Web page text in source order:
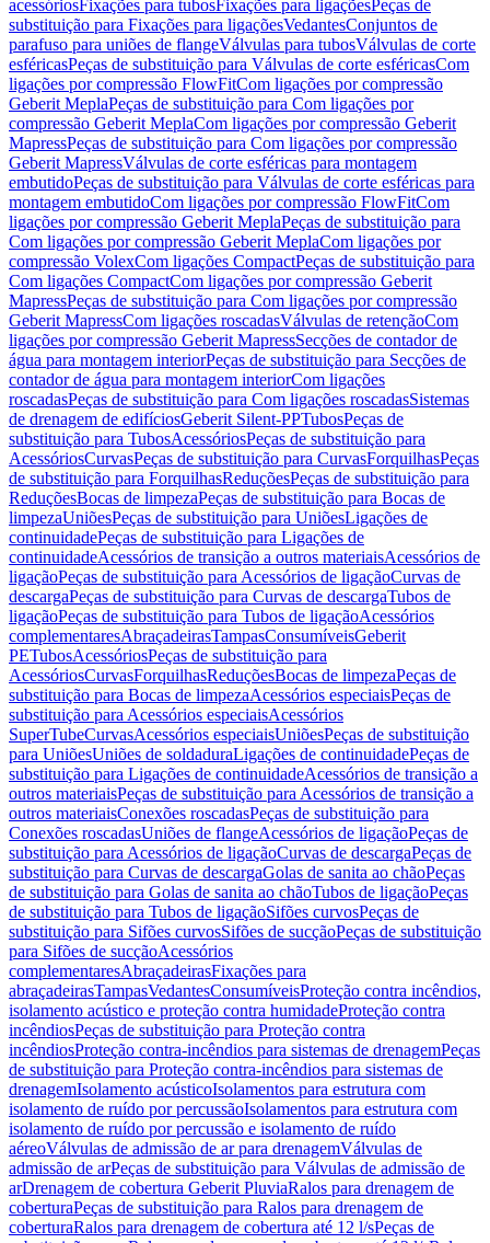
acessóriosFixações para tubosFixações para ligaçõesPeças de
substituição para Fixações para ligaçõesVedantesConjuntos de
parafuso para uniões de flangeVálvulas para tubosVálvulas de corte
esféricasPeças de substituição para Válvulas de corte esféricasCom
ligações por compressão FlowFitCom ligações por compressão
Geberit MeplaPeças de substituição para Com ligações por
compressão Geberit MeplaCom ligações por compressão Geberit
MapressPeças de substituição para Com ligações por compressão
Geberit MapressVálvulas de corte esféricas para montagem
embutidoPeças de substituição para Válvulas de corte esféricas para
montagem embutidoCom ligações por compressão FlowFitCom
ligações por compressão Geberit MeplaPeças de substituição para
Com ligações por compressão Geberit MeplaCom ligações por
compressão VolexCom ligações CompactPeças de substituição para
Com ligações CompactCom ligações por compressão Geberit
MapressPeças de substituição para Com ligações por compressão
Geberit MapressCom ligações roscadasVálvulas de retençãoCom
ligações por compressão Geberit MapressSecções de contador de
água para montagem interiorPeças de substituição para Secções de
contador de água para montagem interiorCom ligações
roscadasPeças de substituição para Com ligações roscadasSistemas
de drenagem de edifíciosGeberit Silent-PPTubosPeças de
substituição para TubosAcessóriosPeças de substituição para
AcessóriosCurvasPeças de substituição para CurvasForquilhasPeças
de substituição para ForquilhasReduçõesPeças de substituição para
ReduçõesBocas de limpezaPeças de substituição para Bocas de
limpezaUniõesPeças de substituição para UniõesLigações de
continuidadePeças de substituição para Ligações de
continuidadeAcessórios de transição a outros materiaisAcessórios de
ligaçãoPeças de substituição para Acessórios de ligaçãoCurvas de
descargaPeças de substituição para Curvas de descargaTubos de
ligaçãoPeças de substituição para Tubos de ligaçãoAcessórios
complementaresAbraçadeirasTampasConsumíveisGeberit
PETubosAcessóriosPeças de substituição para
AcessóriosCurvasForquilhasReduçõesBocas de limpezaPeças de
substituição para Bocas de limpezaAcessórios especiaisPeças de
substituição para Acessórios especiaisAcessórios
SuperTubeCurvasAcessórios especiaisUniõesPeças de substituição
para UniõesUniões de soldaduraLigações de continuidadePeças de
substituição para Ligações de continuidadeAcessórios de transição a
outros materiaisPeças de substituição para Acessórios de transição a
outros materiaisConexões roscadasPeças de substituição para
Conexões roscadasUniões de flangeAcessórios de ligaçãoPeças de
substituição para Acessórios de ligaçãoCurvas de descargaPeças de
substituição para Curvas de descargaGolas de sanita ao chãoPeças
de substituição para Golas de sanita ao chãoTubos de ligaçãoPeças
de substituição para Tubos de ligaçãoSifões curvosPeças de
substituição para Sifões curvosSifões de sucçãoPeças de substituição
para Sifões de sucçãoAcessórios
complementaresAbraçadeirasFixações para
abraçadeirasTampasVedantesConsumíveisProteção contra incêndios,
isolamento acústico e proteção contra humidadeProteção contra
incêndiosPeças de substituição para Proteção contra
incêndiosProteção contra-incêndios para sistemas de drenagemPeças
de substituição para Proteção contra-incêndios para sistemas de
drenagemIsolamento acústicoIsolamentos para estrutura com
isolamento de ruído por percussãoIsolamentos para estrutura com
isolamento de ruído por percussão e isolamento de ruído
aéreoVálvulas de admissão de ar para drenagemVálvulas de
admissão de arPeças de substituição para Válvulas de admissão de
arDrenagem de cobertura Geberit PluviaRalos para drenagem de
coberturaPeças de substituição para Ralos para drenagem de
coberturaRalos para drenagem de cobertura até 12 l/sPeças de